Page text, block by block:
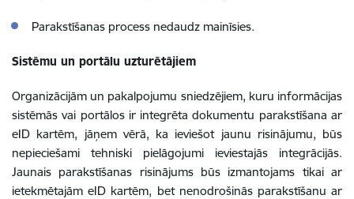
Parakstīšanas process nedaudz mainīsies.
Sistēmu un portālu uzturētājiem
Organizācijām un pakalpojumu sniedzējiem, kuru informācijas
sistēmās vai portālos ir integrēta dokumentu parakstīšana ar
eID kartēm, jāņem vērā, ka ieviešot jaunu risinājumu, būs
nepieciešami tehniski pielāgojumi ieviestajās integrācijās.
Jaunais parakstīšanas risinājums būs izmantojams tikai ar
ietekmētajām eID kartēm, bet nenodrošinās parakstīšanu ar